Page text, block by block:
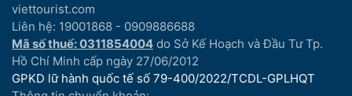
viettourist.com
Liên hệ: 19001868 - 0909886688
Mã số thuế: 0311854004 do Sở Kế Hoạch và Đầu Tư Tp.
Hồ Chí Minh cấp ngày 27/06/2012
GPKD lữ hành quốc tế số 79-400/2022/TCDL-GPLHQT